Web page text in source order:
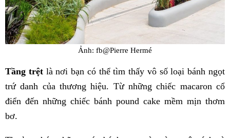
Ảnh: fb@Pierre Hermé
Tầng trệtlà nơi bạn có thể tìm thấy vô số loại bánh ngọt
trứ danh của thương hiệu. Từ những chiếc macaron cổ
điển đến những chiếc bánh pound cake mềm mịn thơm
bơ.